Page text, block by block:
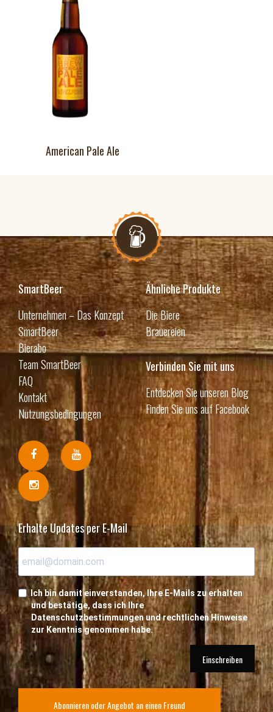
American Pale Ale
SmartBeer
Unternehmen – Das Konzept
SmartBeer
Bierabo
Team SmartBeer
FAQ
Kontakt
Nutzungsbedingungen
Ähnliche Produkte
Die Biere
Brauereien
Verbinden Sie mit uns
Entdecken Sie unseren Blog
Finden Sie uns auf Facebook
Erhalte Updates per E-Mail
Ich bin damit einverstanden, Ihre E-Mails zu erhalten
und bestätige, dass ich Ihre
Datenschutzbestimmungen und rechtlichen Hinweise
zur Kenntnis genommen habe.
Einschreiben
Abonnieren oder Angebot an einen Freund